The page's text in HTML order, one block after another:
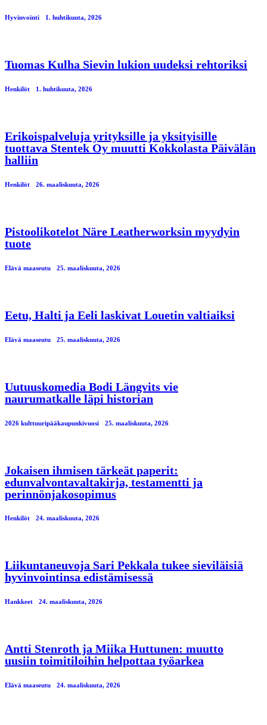
Hyvinvointi 1. huhtikuuta, 2026
Tuomas Kulha Sievin lukion uudeksi rehtoriksi
Henkilöt 1. huhtikuuta, 2026
Erikoispalveluja yrityksille ja yksityisille
tuottava Stentek Oy muutti Kokkolasta Päivälän
halliin
Henkilöt 26. maaliskuuta, 2026
Pistoolikotelot Näre Leatherworksin myydyin
tuote
Elävä maaseutu 25. maaliskuuta, 2026
Eetu, Halti ja Eeli laskivat Louetin valtiaiksi
Elävä maaseutu 25. maaliskuuta, 2026
Uutuuskomedia Bodi Längvits vie
naurumatkalle läpi historian
2026 kulttuuripääkaupunkivuosi 25. maaliskuuta, 2026
Jokaisen ihmisen tärkeät paperit:
edunvalvontavaltakirja, testamentti ja
perinnönjakosopimus
Henkilöt 24. maaliskuuta, 2026
Liikuntaneuvoja Sari Pekkala tukee sieviläisiä
hyvinvointinsa edistämisessä
Hankkeet 24. maaliskuuta, 2026
Antti Stenroth ja Miika Huttunen: muutto
uusiin toimitiloihin helpottaa työarkea
Elävä maaseutu 24. maaliskuuta, 2026